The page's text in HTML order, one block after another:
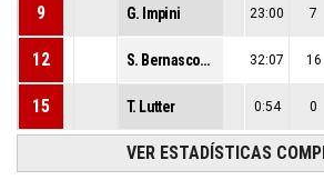
9 G. Impini 23:00 7
12 S. Bernasconi Ruggero 32:07 16
15 T. Lutter 0:54 0
VER ESTADÍSTICAS